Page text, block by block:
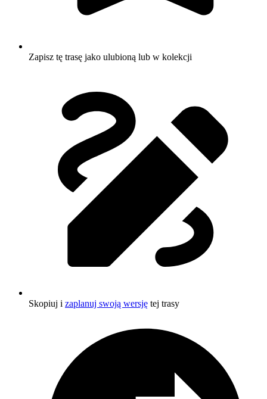
Zapisz tę trasę jako ulubioną lub w kolekcji
Skopiuj i zaplanuj swoją wersję tej trasy